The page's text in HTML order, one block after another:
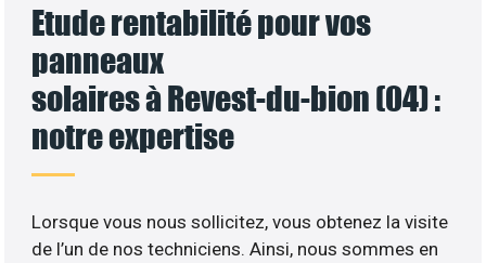
Etude rentabilité pour vos
panneaux
solaires à Revest-du-bion (04) :
notre expertise
Lorsque vous nous sollicitez, vous obtenez la visite
de l’un de nos techniciens. Ainsi, nous sommes en